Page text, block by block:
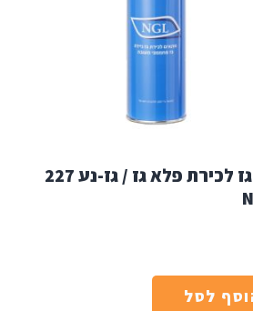
מיכל גז לכירת פלא גז / גז-נע 227
לסל